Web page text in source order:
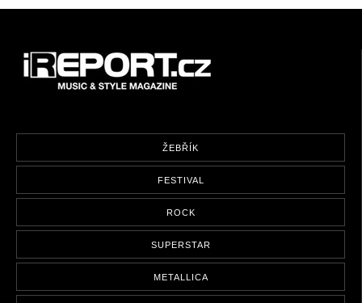
ŽEBŘÍK
FESTIVAL
ROCK
SUPERSTAR
METALLICA